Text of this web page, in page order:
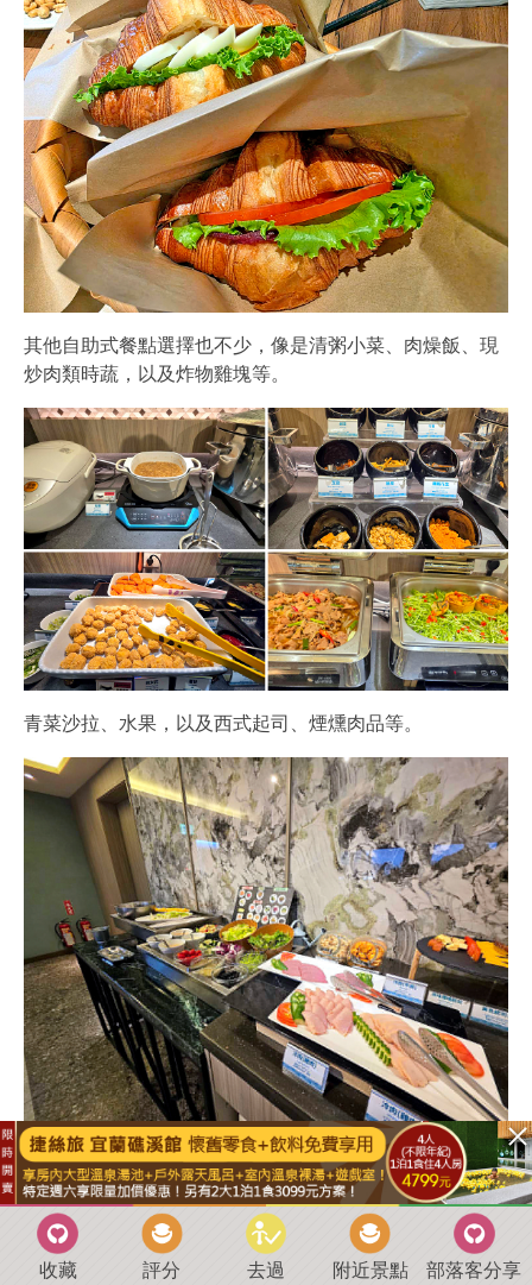
其他自助式餐點選擇也不少，像是清粥小菜、肉燥飯、現
炒肉類時蔬，以及炸物雞塊等。
青菜沙拉、水果，以及西式起司、煙燻肉品等。
麵包控有土司、餐包、羅宋可選擇。
收藏 評分 去過 附近景點 部落客分享